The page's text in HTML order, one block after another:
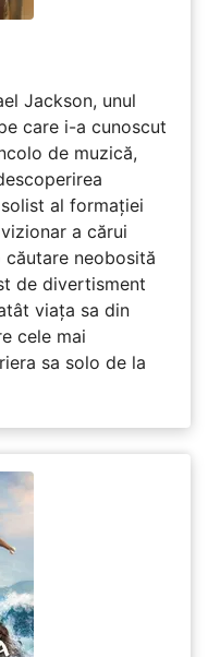
Jackson, unul
care i-a cunoscut
de muzică,
al formației
a cărui
neobosită
de divertisment
viața sa din
cele mai
sa solo de la